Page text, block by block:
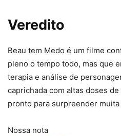
Veredito
Beau tem Medo é um filme
pleno o tempo todo, mas que
terapia e análise de
caprichada com altas doses
pronto para surpreender
Nossa nota